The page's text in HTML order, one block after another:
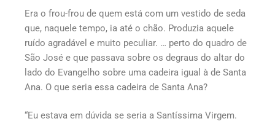
Era o frou-frou de quem está com um vestido de seda
que, naquele tempo, ia até o chão. Produzia aquele
ruído agradável e muito peculiar. … perto do quadro de
São José e que passava sobre os degraus do altar do
lado do Evangelho sobre uma cadeira igual à de Santa
Ana. O que seria essa cadeira de Santa Ana?
“Eu estava em dúvida se seria a Santíssima Virgem.